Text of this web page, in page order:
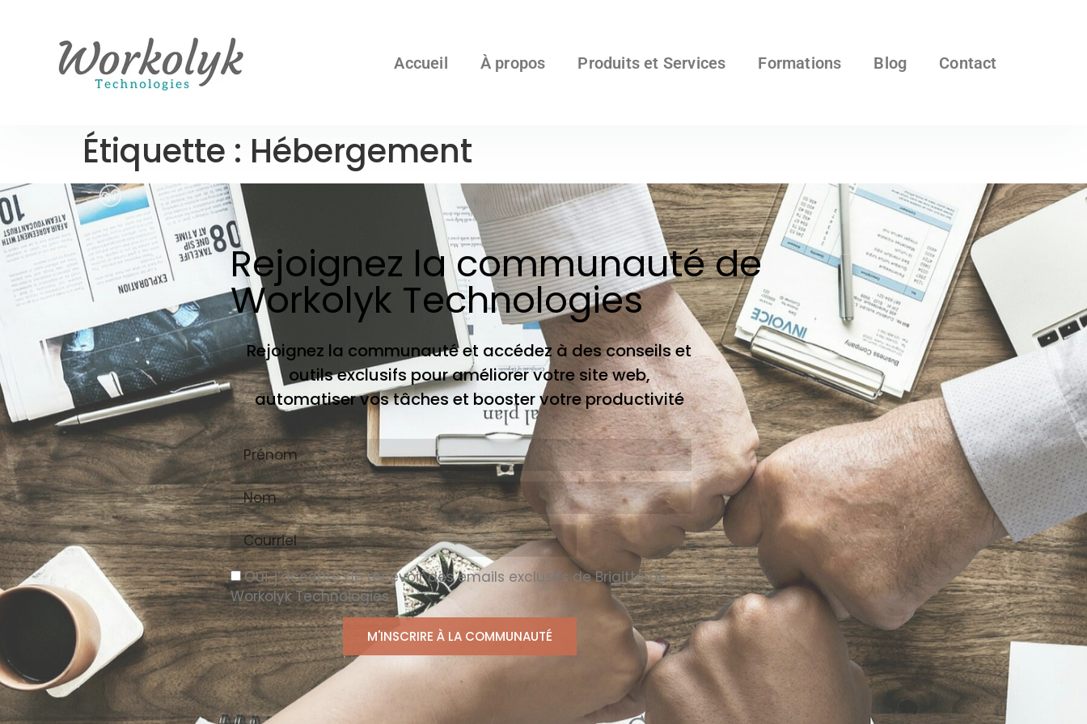
Accueil À propos Produits et Services Formations Blog Contact
Étiquette : Hébergement
Rejoignez la communauté de
Workolyk Technologies
Rejoignez la communauté et accédez à des conseils et
outils exclusifs pour améliorer votre site web,
automatiser vos tâches et booster votre productivité
Oui, j’accepte de recevoir des emails exclusifs de Brigitte de
Workolyk Technologies
M'INSCRIRE À LA COMMUNAUTÉ